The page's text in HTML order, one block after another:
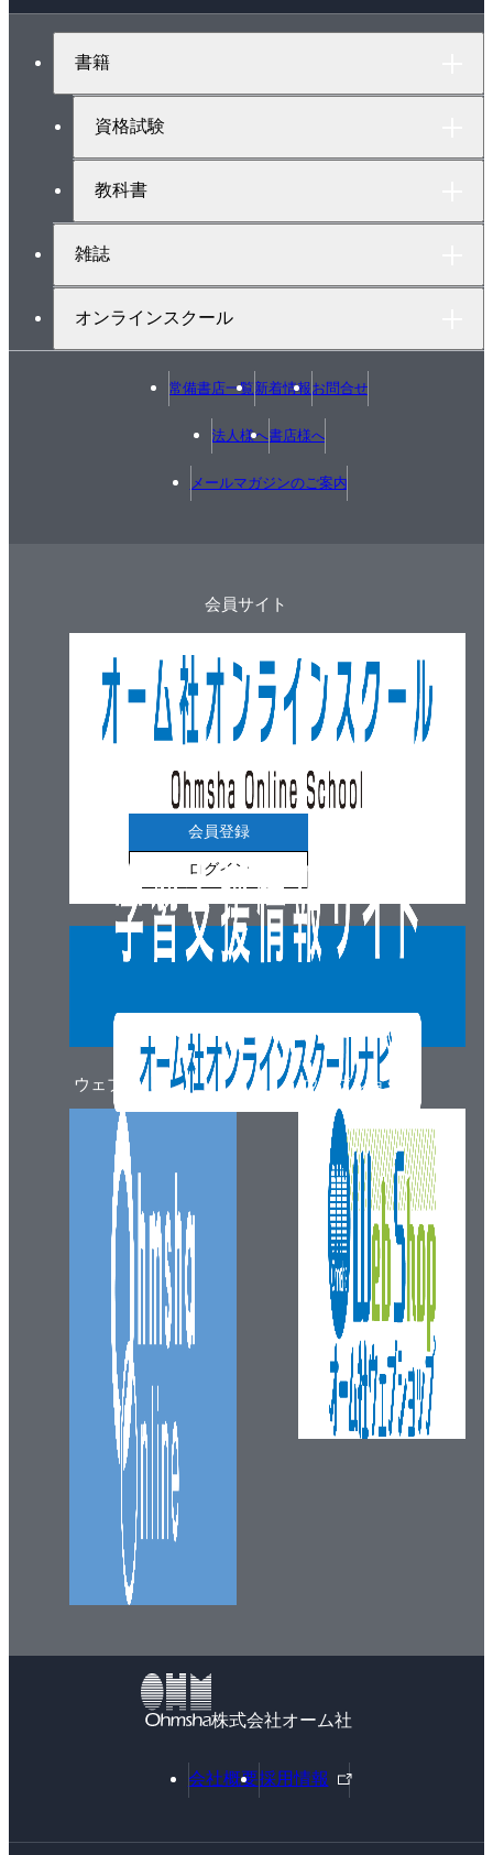
策／操作回路のトラブルと対策／保護継電器の誤動作
防止対策／瞬時電圧降下と対策／接地のいたずらと対
書籍
資格試験
教科書
雑誌
オンラインスクール
常備書店一覧新着情報お問合せ
法人様へ書店様へ
メールマガジンのご案内
ウェブマガジン
会員サイト
会員登録
ログイン
ウェブショップ
株式会社オーム社
会社概要採用情報
外
部
ン